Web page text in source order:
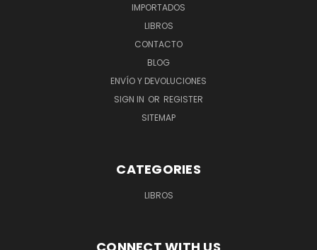
IMPORTADOS
LIBROS
CONTACTO
BLOG
ENVÍO Y DEVOLUCIONES
SIGN IN OR REGISTER
SITEMAP
CATEGORIES
LIBROS